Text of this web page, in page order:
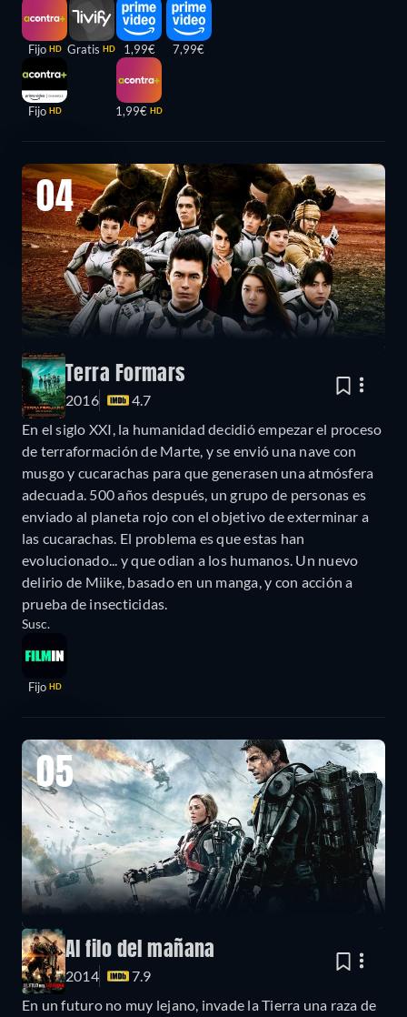
Fijo HD
Fijo HD
Gratis HD 1,99€
1,99€ HD
7,99€
04
Terra Formars
2016
4.7
En el siglo XXI, la humanidad decidió empezar el proceso
de terraformación de Marte, y se envió una nave con
musgo y cucarachas para que generasen una atmósfera
adecuada. 500 años después, un grupo de personas es
enviado al planeta rojo con el objetivo de exterminar a
las cucarachas. El problema es que estas han
evolucionado... y que odian a los humanos. Un nuevo
delirio de Miike, basado en un manga, y con acción a
prueba de insecticidas.
Susc.
Fijo HD
05
Al filo del mañana
2014
7.9
En un futuro no muy lejano, invade la Tierra una raza de